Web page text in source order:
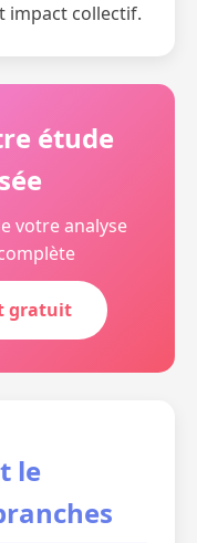
impact collectif.
étude
votre analyse
gratuit
le